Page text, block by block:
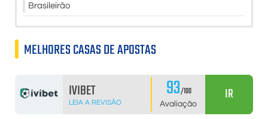
Brasileirão
MELHORES CASAS DE APOSTAS
IVIBET
LEIA A REVISÃO 93/100
Avaliação
IR